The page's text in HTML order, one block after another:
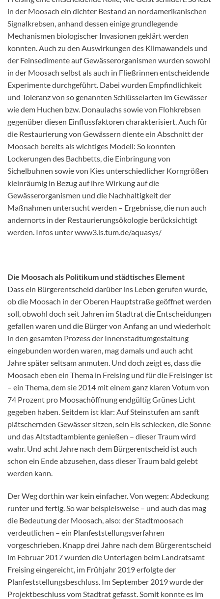
in der Moosach ein dichter Bestand an nordamerikanischen
Signalkrebsen, anhand dessen einige grundlegende
Mechanismen biologischer Invasionen geklärt werden
konnten. Auch zu den Auswirkungen des Klimawandels und
der Feinsedimente auf Gewässerorganismen wurden sowohl
in der Moosach selbst als auch in Fließrinnen entscheidende
Experimente durchgeführt. Dabei wurden Empfindlichkeit
und Toleranz von so genannten Schlüsselarten im Gewässer
wie dem Huchen bzw. Donaulachs sowie von Flohkrebsen
gegenüber diesen Einflussfaktoren charakterisiert. Auch für
die Restaurierung von Gewässern diente ein Abschnitt der
Moosach bereits als wichtiges Modell: So konnten
Lockerungen des Bachbetts, die Einbringung von
Sichelbuhnen sowie von Kies unterschiedlicher Korngrößen
kleinräumig in Bezug auf ihre Wirkung auf die
Gewässerorganismen und die Nachhaltigkeit der
Maßnahmen untersucht werden – Ergebnisse, die nun auch
andernorts in der Restaurierungsökologie berücksichtigt
werden. Infos unter www3.ls.tum.de/aquasys/
Die Moosach als Politikum und städtisches Element
Dass ein Bürgerentscheid darüber ins Leben gerufen wurde,
ob die Moosach in der Oberen Hauptstraße geöffnet werden
soll, obwohl doch seit Jahren im Stadtrat die Entscheidungen
gefallen waren und die Bürger von Anfang an und wiederholt
in den gesamten Prozess der Innenstadtumgestaltung
eingebunden worden waren, mag damals und auch acht
Jahre später seltsam anmuten. Und doch zeigt es, dass die
Moosach eben ein Thema in Freising und für die Freisinger ist
– ein Thema, dem sie 2014 mit einem ganz klaren Votum von
74 Prozent pro Moosachöffnung endgültig Grünes Licht
gegeben haben. Seitdem ist klar: Auf Steinstufen am sanft
plätschernden Gewässer sitzen, sein Eis schlecken, die Sonne
und das Altstadtambiente genießen – dieser Traum wird
wahr. Und acht Jahre nach dem Bürgerentscheid ist auch
schon ein Ende abzusehen, dass dieser Traum bald gelebt
werden kann.
Der Weg dorthin war kein einfacher. Von wegen: Abdeckung
runter und fertig. So war beispielsweise – und auch das mag
die Bedeutung der Moosach, also: der Stadtmoosach
verdeutlichen – ein Planfeststellungsverfahren
vorgeschrieben. Knapp drei Jahre nach dem Bürgerentscheid
im Februar 2017 wurden die Unterlagen beim Landratsamt
Freising eingereicht, im Frühjahr 2019 erfolgte der
Planfeststellungsbeschluss. Im September 2019 wurde der
Projektbeschluss vom Stadtrat gefasst. Somit konnte es im